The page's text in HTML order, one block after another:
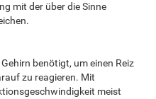
mit der über die Sinne
benötigt, um einen Reiz
zu reagieren. Mit
meist